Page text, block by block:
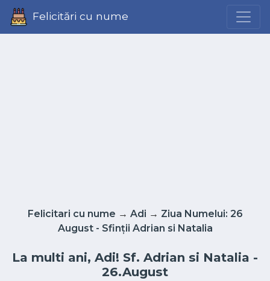
Felicitări cu nume
Felicitari cu nume → Adi → Ziua Numelui: 26
August - Sfinții Adrian si Natalia
La multi ani, Adi! Sf. Adrian si Natalia -
26.August